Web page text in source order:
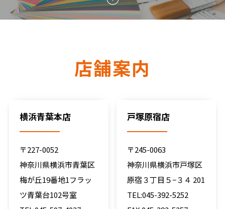
店舗案内
横浜青葉本店
〒227-0052
神奈川県横浜市青葉区
梅が丘19番地1フラッ
ツ青葉台102号室
戸塚原宿店
〒245-0063
神奈川県横浜市戸塚区
原宿３丁目５−３４ 201
TEL:045-392-5252